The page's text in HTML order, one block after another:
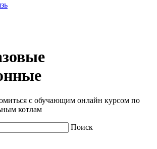
с обучающим онлайн курсом по
котлам
Поиск